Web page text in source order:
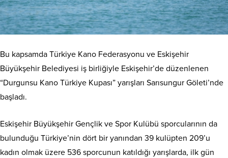
Bu kapsamda Türkiye Kano Federasyonu ve Eskişehir
Büyükşehir Belediyesi iş birliğiyle Eskişehir’de düzenlenen
“Durgunsu Kano Türkiye Kupası” yarışları Sarısungur Göleti’nde
başladı.
Eskişehir Büyükşehir Gençlik ve Spor Kulübü sporcularının da
bulunduğu Türkiye’nin dört bir yanından 39 kulüpten 209’u
kadın olmak üzere 536 sporcunun katıldığı yarışlarda, ilk gün